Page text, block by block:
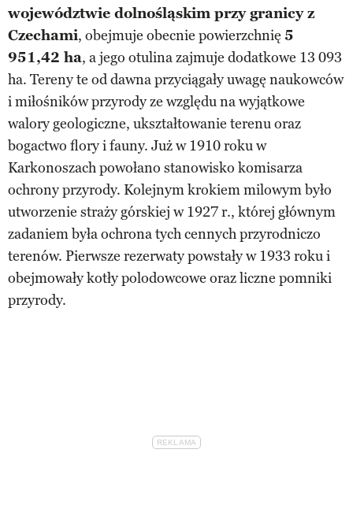
województwie dolnośląskim przy granicy z
Czechami, obejmuje obecnie powierzchnię 5
951,42 ha, a jego otulina zajmuje dodatkowe 13 093
ha. Tereny te od dawna przyciągały uwagę naukowców
i miłośników przyrody ze względu na wyjątkowe
walory geologiczne, ukształtowanie terenu oraz
bogactwo flory i fauny. Już w 1910 roku w
Karkonoszach powołano stanowisko komisarza
ochrony przyrody. Kolejnym krokiem milowym było
utworzenie straży górskiej w 1927 r., której głównym
zadaniem była ochrona tych cennych przyrodniczo
terenów. Pierwsze rezerwaty powstały w 1933 roku i
obejmowały kotły polodowcowe oraz liczne pomniki
przyrody.